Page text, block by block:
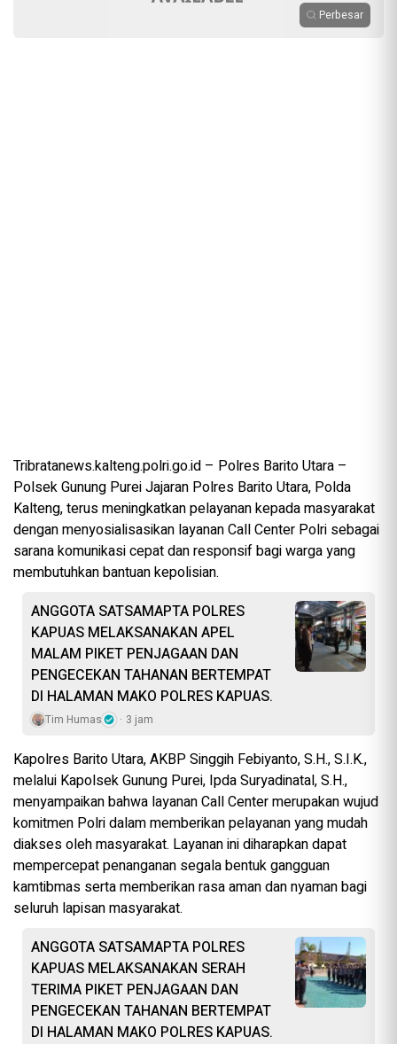
Perbesar
Tribratanews.kalteng.polri.go.id – Polres Barito Utara –
Polsek Gunung Purei Jajaran Polres Barito Utara, Polda
Kalteng, terus meningkatkan pelayanan kepada masyarakat
dengan menyosialisasikan layanan Call Center Polri sebagai
sarana komunikasi cepat dan responsif bagi warga yang
membutuhkan bantuan kepolisian.
ANGGOTA SATSAMAPTA POLRES
KAPUAS MELAKSANAKAN APEL
MALAM PIKET PENJAGAAN DAN
PENGECEKAN TAHANAN BERTEMPAT
DI HALAMAN MAKO POLRES KAPUAS.
Tim Humas 3 jam
Kapolres Barito Utara, AKBP Singgih Febiyanto, S.H., S.I.K.,
melalui Kapolsek Gunung Purei, Ipda Suryadinatal, S.H.,
menyampaikan bahwa layanan Call Center merupakan wujud
komitmen Polri dalam memberikan pelayanan yang mudah
diakses oleh masyarakat. Layanan ini diharapkan dapat
mempercepat penanganan segala bentuk gangguan
kamtibmas serta memberikan rasa aman dan nyaman bagi
seluruh lapisan masyarakat.
ANGGOTA SATSAMAPTA POLRES
KAPUAS MELAKSANAKAN SERAH
TERIMA PIKET PENJAGAAN DAN
PENGECEKAN TAHANAN BERTEMPAT
DI HALAMAN MAKO POLRES KAPUAS.